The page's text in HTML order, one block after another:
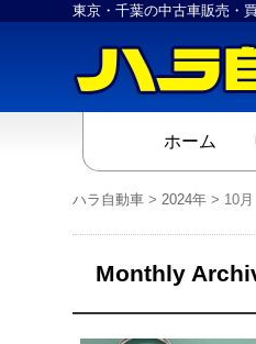
東京・千葉の中古車販売・
ホーム
ハラ自動車 > 2024年 > 10月
Monthly